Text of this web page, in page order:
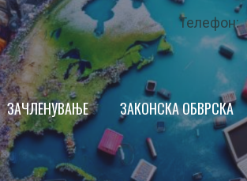
Телефон:
ЗАЧЛЕНУВАЊЕ ЗАКОНСКА ОБВРСКА
ПРОИЗВОДИТЕЛ